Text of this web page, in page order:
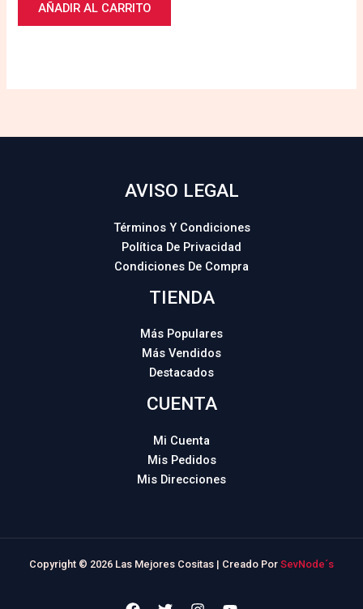
AÑADIR AL CARRITO
AVISO LEGAL
Términos Y Condiciones
Política De Privacidad
Condiciones De Compra
TIENDA
Más Populares
Más Vendidos
Destacados
CUENTA
Mi Cuenta
Mis Pedidos
Mis Direcciones
Copyright © 2026 Las Mejores Cositas | Creado Por SevNode´s